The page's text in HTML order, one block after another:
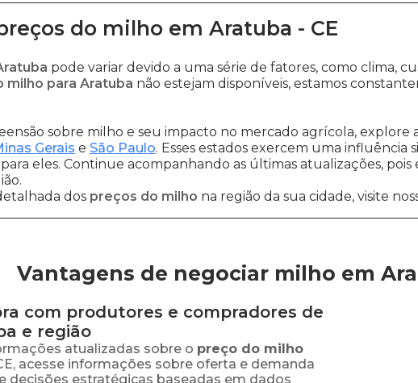
do milho em Aratuba - CE
pode variar devido a uma série de fatores, como clima,
milho para Aratuba não estejam disponíveis, estamos
sobre milho e seu impacto no mercado agrícola, explore
Gerais e São Paulo. Esses estados exercem uma influência
eles. Continue acompanhando as últimas atualizações,
dos preços do milho na região da sua cidade, visite
Vantagens de negociar milho em
com produtores e compradores de
e região
atualizadas sobre o preço do milho
, acesse informações sobre oferta e demanda
decisões estratégicas baseadas em dados